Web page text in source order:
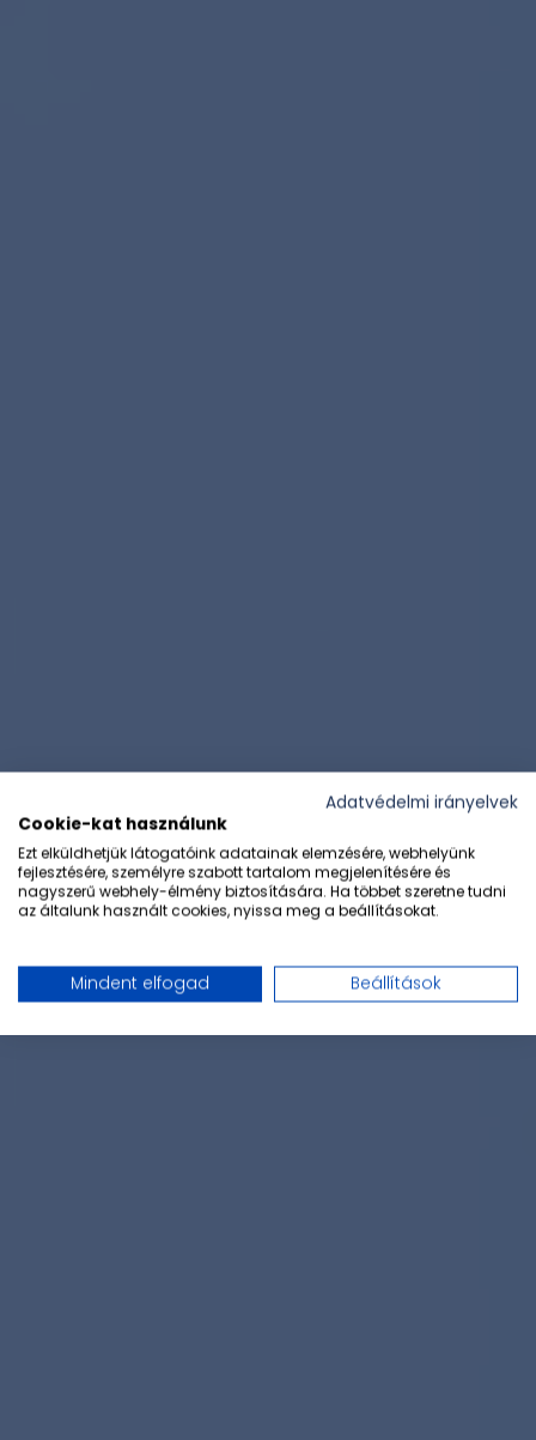
Adatvédelmi irányelvek
Cookie-kat használunk
Ezt elküldhetjük látogatóink adatainak elemzésére, webhelyünk
fejlesztésére, személyre szabott tartalom megjelenítésére és
nagyszerű webhely-élmény biztosítására. Ha többet szeretne tudni
az általunk használt cookies, nyissa meg a beállításokat.
Mindent elfogad Beállítások